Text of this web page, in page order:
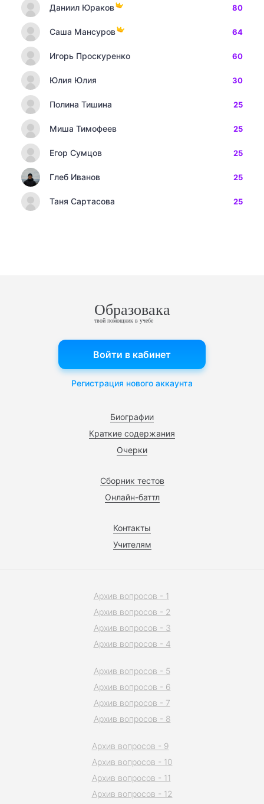
Даниил Юраков 80
Саша Мансуров 64
Игорь Проскуренко 60
Юлия Юлия 30
Полина Тишина 25
Миша Тимофеев 25
Егор Сумцов 25
Глеб Иванов 25
Таня Сартасова 25
Образовака
твой помощник в учебе
Биографии
Краткие содержания
Очерки
Сборник тестов
Онлайн-баттл
Контакты
Учителям
Войти в кабинет
Регистрация нового аккаунта
Архив вопросов - 1
Архив вопросов - 2
Архив вопросов - 3
Архив вопросов - 4
Архив вопросов - 5
Архив вопросов - 6
Архив вопросов - 7
Архив вопросов - 8
Архив вопросов - 9
Архив вопросов - 10
Архив вопросов - 11
Архив вопросов - 12